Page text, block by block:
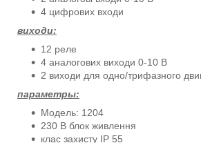
4 цифрових входи
виходи:
12 реле
4 аналогових виходи 0-10 В
2 виходи для одно/трифазного
параметры:
Модель: 1204
230 В блок живлення
клас захисту IP 55